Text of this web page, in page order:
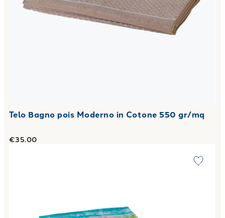
Telo Bagno pois Moderno in Cotone 550 gr/mq
€35.00